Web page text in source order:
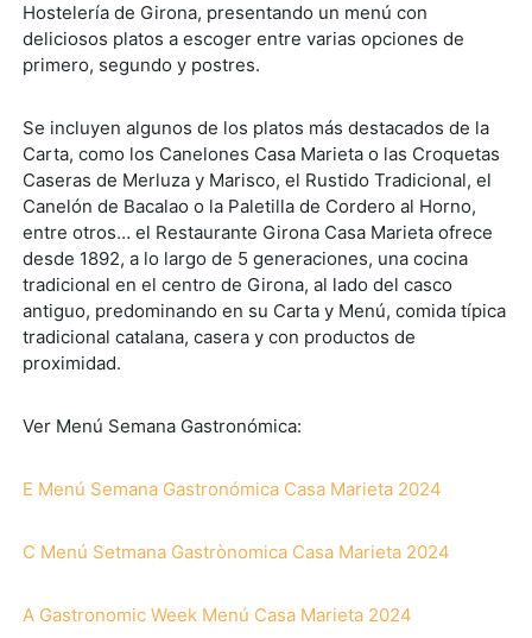
Hostelería de Girona, presentando un menú con
deliciosos platos a escoger entre varias opciones de
primero, segundo y postres.
Se incluyen algunos de los platos más destacados de la
Carta, como los Canelones Casa Marieta o las Croquetas
Caseras de Merluza y Marisco, el Rustido Tradicional, el
Canelón de Bacalao o la Paletilla de Cordero al Horno,
entre otros… el Restaurante Girona Casa Marieta ofrece
desde 1892, a lo largo de 5 generaciones, una cocina
tradicional en el centro de Girona, al lado del casco
antiguo, predominando en su Carta y Menú, comida típica
tradicional catalana, casera y con productos de
proximidad.
Ver Menú Semana Gastronómica:
E Menú Semana Gastronómica Casa Marieta 2024
C Menú Setmana Gastrònomica Casa Marieta 2024
A Gastronomic Week Menú Casa Marieta 2024